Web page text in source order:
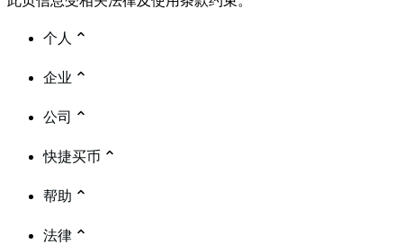
个人
企业
公司
快捷买币
帮助
法律